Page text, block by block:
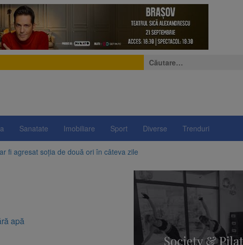
Caută
după:
Sanatate Imobiliare Sport Diverse Trenduri
fi agresat soția de două ori în câteva zile
la cioate. Bărbat prins în pădure la Ormeniș
urmărirea inițiativei de suspendare a președintelui Nicușor
Georgescu și Horațiu Potra. Judecătorii decid dacă începe
până vineri dimineață
apă